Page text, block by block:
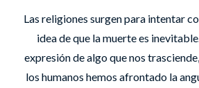
Las religiones surgen para intentar
idea de que la muerte es
expresión de algo que nos
los humanos hemos afrontado la